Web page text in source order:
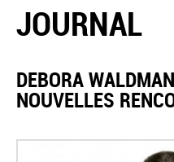
JOURNAL
DEBORA
NOUVELLES